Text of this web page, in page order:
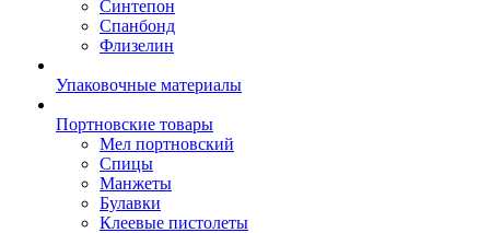
Синтепон
Спанбонд
Флизелин
Упаковочные материалы
Портновские товары
Мел портновский
Спицы
Манжеты
Булавки
Клеевые пистолеты